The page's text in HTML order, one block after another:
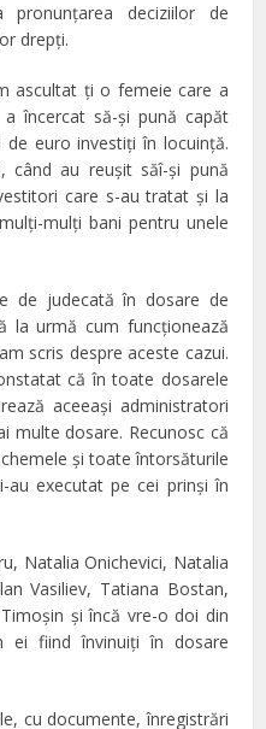
deciziilor de
drepţi.
ascultat ţi o femeie care a
încercat să-şi pună capăt
euro investiţi în locuinţă.
când au reuşit săî-şi pună
care s-au tratat şi la
mulţi bani pentru unele
de judecată în dosare de
la urmă cum funcţionează
scris despre aceste cazui.
că în toate dosarele
aceeaşi administratori
multe dosare. Recunosc că
şi toate întorsăturile
executat pe cei prinşi în
Natalia Onichevici, Natalia
Vasiliev, Tatiana Bostan,
şi încă vre-o doi din
ei fiind învinuiţi în dosare
cu documente, înregistrări